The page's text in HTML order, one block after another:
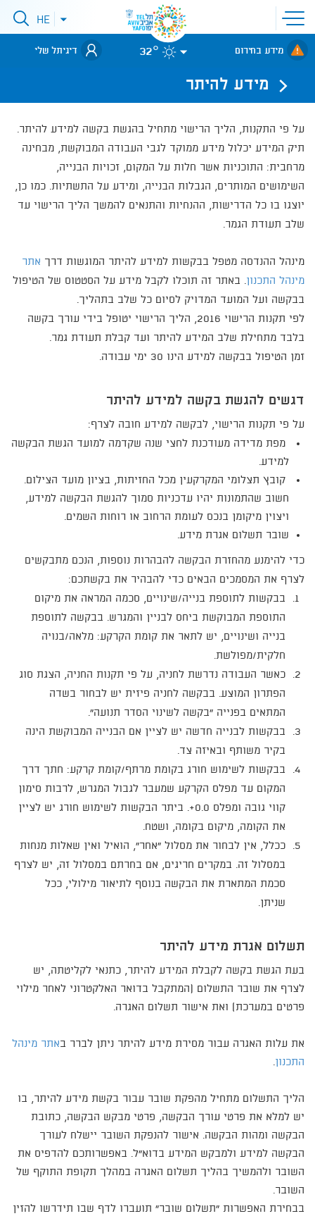
פתיחת
תפריט
אתר
לאתר עיריית
תל-אביב
פתיחתHE
מידע בחירום 32° דיגיתל שלי
מידע להיתר
על פי התקנות, הליך הרישוי מתחיל בהגשת בקשה למידע להיתר.
תיק המידע יכלול מידע ממוקד לגבי העבודה המבוקשת, מבחינה
מרחבית: התוכניות אשר חלות על המקום, זכויות הבנייה,
השימושים המותרים, הגבלות הבנייה, ומידע על התשתיות. כמו כן,
יוצגו בו כל הדרישות, ההנחיות והתנאים להמשך הליך הרישוי עד
שלב תעודת הגמר.
מינהל ההנדסה מטפל בבקשות למידע להיתר המוגשות דרך אתר
מינהל התכנון. באתר זה תוכלו לקבל מידע על הסטטוס של הטיפול
בבקשה ועל המועד המדויק לסיום כל שלב בתהליך.
לפי תקנות הרישוי 2016, הליך הרישוי יטופל בידי עורך בקשה
בלבד מתחילת שלב המידע להיתר ועד קבלת תעודת גמר.
זמן הטיפול בבקשה למידע הינו 30 ימי עבודה.
דגשים להגשת בקשה למידע להיתר
על פי תקנות הרישוי, לבקשה למידע חובה לצרף:
מפת מדידה מעודכנת לחצי שנה שקדמה למועד הגשת הבקשה
למידע.
קובץ תצלומי המקרקעין מכל החזיתות, בציון מועד הצילום.
חשוב שהתמונות יהיו עדכניות סמוך להגשת הבקשה למידע,
ויצוין מיקומן בנכס לעומת הרחוב או רוחות השמים.
שובר תשלום אגרת מידע.
כדי להימנע מהחזרת הבקשה להבהרות נוספות, הנכם מתבקשים
לצרף את המסמכים הבאים כדי להבהיר את בקשתכם:
בבקשות לתוספת בנייה/שינויים, סכמה המראה את מיקום
התוספת המבוקשת ביחס לבניין והמגרש. בבקשה לתוספת
בנייה ושינויים, יש לתאר את קומת הקרקע: מלאה/בנויה
חלקית/מפולשת.
כאשר העבודה נדרשת לחניה, על פי תקנות החניה, הצגת סוג
הפתרון המוצע. בבקשה לחניה פיזית יש לבחור בשדה
המתאים בפנייה "בקשה לשינוי הסדר תנועה".
בבקשות לבנייה חדשה יש לציין אם הבנייה המבוקשת הינה
בקיר משותף ובאיזה צד.
בבקשות לשימוש חורג בקומת מרתף/קומת קרקע: חתך דרך
המקום עד מפלס הקרקע שמעבר לגבול המגרש, לרבות סימון
קווי גובה ומפלס 0.0+. ביתר הבקשות לשימוש חורג יש לציין
את הקומה, מיקום בקומה, ושטח.
ככלל, אין לבחור את מסלול "אחר", הואיל ואין שאלות מנחות
במסלול זה. במקרים חריגים, אם בחרתם במסלול זה, יש לצרף
סכמת המתארת את הבקשה בנוסף לתיאור מילולי, ככל
שניתן.
תשלום אגרת מידע להיתר
בעת הגשת בקשה לקבלת המידע להיתר, כתנאי לקליטתה, יש
לצרף את שובר התשלום (המתקבל בדואר האלקטרוני לאחר מילוי
פרטים במערכת) ואת אישור תשלום האגרה.
את עלות האגרה עבור מסירת מידע להיתר ניתן לברר באתר מינהל
התכנון.
הליך התשלום מתחיל מהפקת שובר עבור בקשת מידע להיתר, בו
יש למלא את פרטי עורך הבקשה, פרטי מבקש הבקשה, כתובת
הבקשה ומהות הבקשה. אישור להנפקת השובר יישלח לעורך
הבקשה למידע ולמבקש המידע בדוא"ל. באפשרותכם להדפיס את
השובר ולהמשיך בהליך תשלום האגרה במהלך תקופת התוקף של
השובר.
בבחירת האפשרות "תשלום שובר" תועברו לדף שבו תידרשו להזין